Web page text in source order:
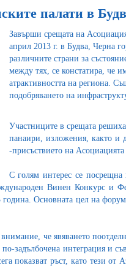
палати в
Завърши срещата на
април 2013 г. в Будва, Черна
различните страни за
между тях, се констатира, че
атрактивността на региона.
подобряването на
Участниците в срещата
панаири, изложения, както и
-присъствието на Асоциацията
С голям интерес се посрещна
Винен Конкурс и
Основната цел на
че явяването
задълбочена интеграция и
показват ръст, като тези